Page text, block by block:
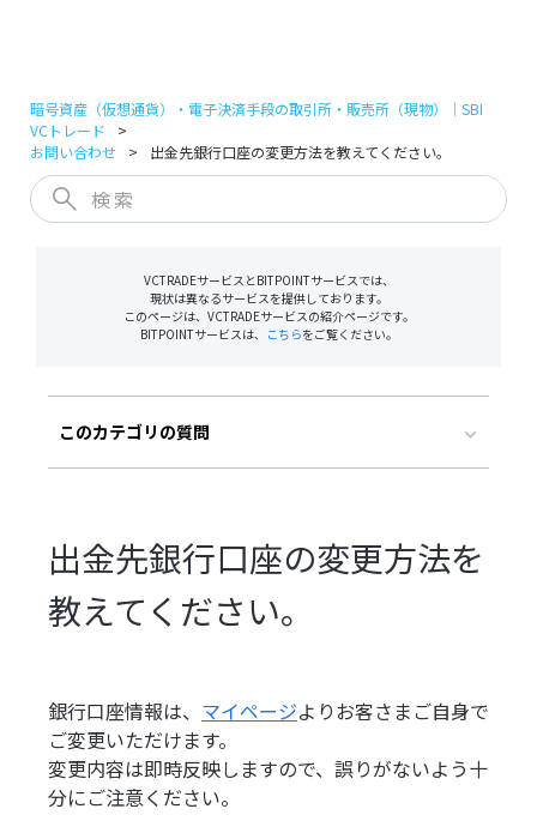
暗号資産（仮想通貨）・電子決済手段の取引所・販売所（現物）｜SBI
VCトレード
お問い合わせ
出金先銀行口座の変更方法を教えてください。
VCTRADEサービスとBITPOINTサービスでは、
現状は異なるサービスを提供しております。
このページは、VCTRADEサービスの紹介ページです。
BITPOINTサービスは、 こちらをご覧ください。
このカテゴリの質問
出金先銀行口座の変更方法を
教えてください。
銀行口座情報は、 マイページよりお客さまご自身で
ご変更いただけます。
変更内容は即時反映しますので、誤りがないよう十
分にご注意ください。